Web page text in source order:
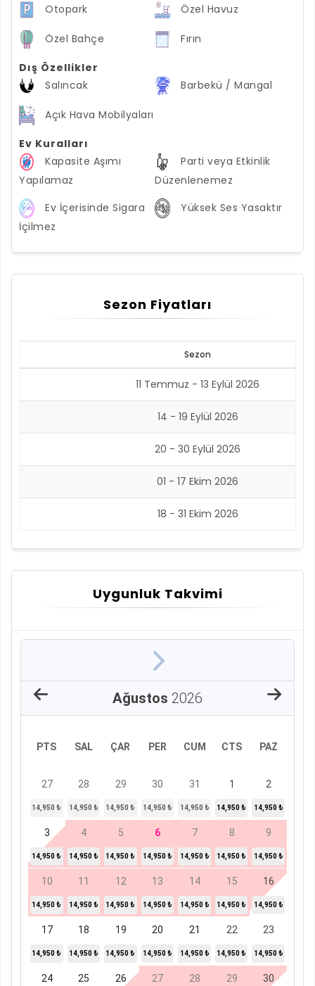
Otopark Özel Havuz
Özel Bahçe Fırın
Dış Özellikler
Salıncak
Barbekü / Mangal
Açık Hava Mobilyaları
Ev Kuralları
Kapasite Aşımı
Yapılamaz
Parti veya Etkinlik
Düzenlenemez
Ev İçerisinde Sigara
İçilmez
Yüksek Ses Yasaktır
Sezon Fiyatları
Sezon
11 Temmuz - 13 Eylül 2026
14 - 19 Eylül 2026
20 - 30 Eylül 2026
01 - 17 Ekim 2026
18 - 31 Ekim 2026
Uygunluk Takvimi
Ağustos 2026
PTS SAL ÇAR PER CUM CTS PAZ
27
14,950 ₺
28
14,950 ₺
29
14,950 ₺
30
14,950 ₺
31
14,950 ₺
1
14,950 ₺
2
14,950 ₺
3
14,950 ₺
4
14,950 ₺
5
14,950 ₺
6
14,950 ₺
7
14,950 ₺
8
14,950 ₺
9
14,950 ₺
10
14,950 ₺
11
14,950 ₺
12
14,950 ₺
13
14,950 ₺
14
14,950 ₺
15
14,950 ₺
16
14,950 ₺
17
14,950 ₺
18
14,950 ₺
19
14,950 ₺
20
14,950 ₺
21
14,950 ₺
22
14,950 ₺
23
14,950 ₺
24 25 26 27 28 29 30